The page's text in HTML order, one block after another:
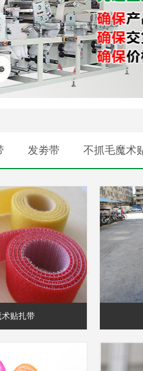
不抓毛魔术
发劵带
贴扎带